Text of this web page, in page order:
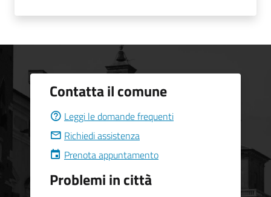
Contatta il comune
Leggi le domande frequenti
Richiedi assistenza
Prenota appuntamento
Problemi in città